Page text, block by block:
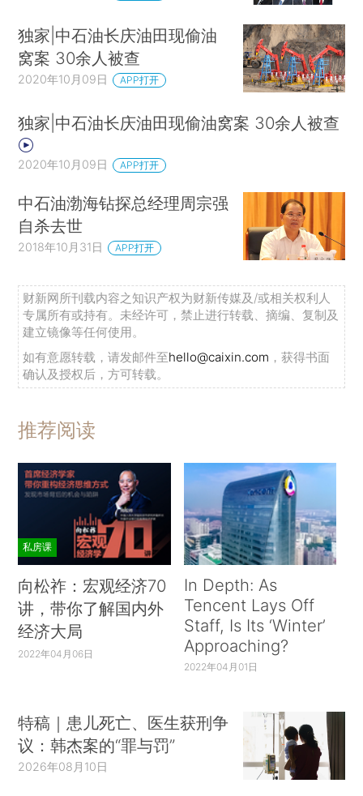
独家|中石油长庆油田现偷油
窝案 30余人被查
2020年10月09日 APP打开
独家|中石油长庆油田现偷油窝案 30余人被查
2020年10月09日 APP打开
中石油渤海钻探总经理周宗强
自杀去世
2018年10月31日 APP打开
财新网所刊载内容之知识产权为财新传媒及/或相关权利人
专属所有或持有。未经许可，禁止进行转载、摘编、复制及
建立镜像等任何使用。
如有意愿转载，请发邮件至hello@caixin.com ，获得书面
确认及授权后，方可转载。
推荐阅读
私房课
向松祚：宏观经济70
讲，带你了解国内外
经济大局
2022年04月06日
In Depth: As
Tencent Lays Off
Staff, Is Its ‘Winter’
Approaching?
2022年04月01日
特稿｜患儿死亡、医生获刑争
议：韩杰案的“罪与罚”
2026年08月10日